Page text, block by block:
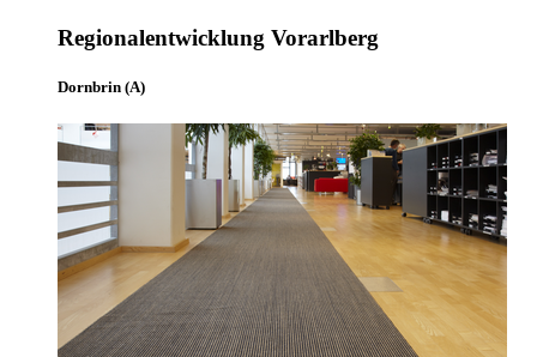
Regionalentwicklung Vorarlberg
Dornbrin (A)